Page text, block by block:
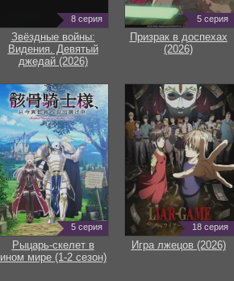
8 серия
Звёздные войны:
Видения. Девятый
джедай (2026)
5 серия
Призрак в доспехах
(2026)
5 серия
Рыцарь-скелет в
ином мире (1-2 сезон)
18 серия
Игра лжецов (2026)